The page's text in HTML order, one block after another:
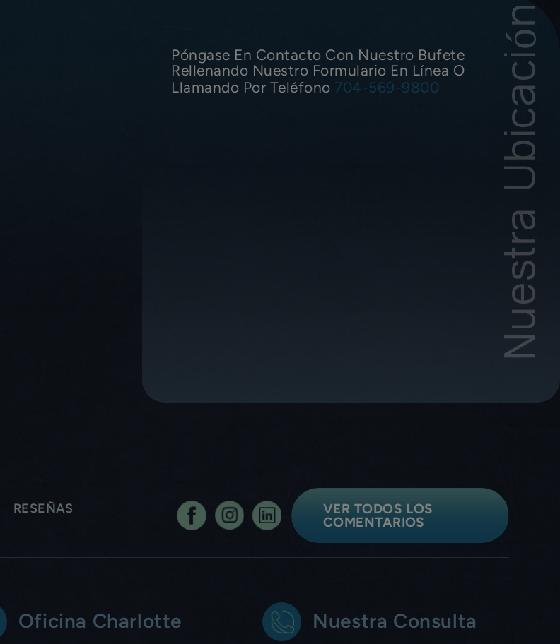
Póngase En Contacto Con Nuestro Bufete
Rellenando Nuestro Formulario En Línea O
Llamando Por Teléfono 704-569-9800 Nuestra Ubicación
RESEÑAS
VER TODOS LOS
COMENTARIOS
Oficina Charlotte Nuestra Consulta